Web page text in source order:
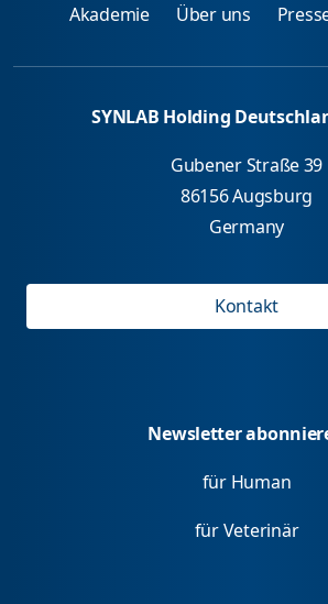
Akademie Über uns
SYNLAB Holding
Gubener Straße 39
86156 Augsburg
Germany
Kontakt
Newsletter
für Human
für Veterinär